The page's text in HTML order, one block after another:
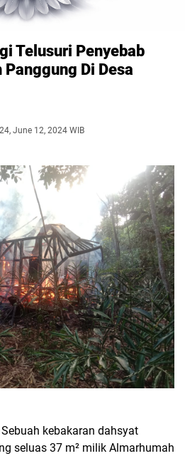
Telusuri Penyebab
Di Desa
June 12, 2024 WIB
kebakaran dahsyat
seluas 37 m² milik Almarhumah